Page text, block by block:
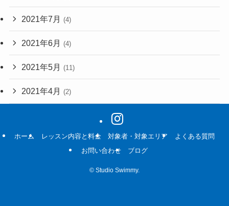
2021年7月 (4)
2021年6月 (4)
2021年5月 (11)
2021年4月 (2)
ホーム レッスン内容と料金 対象者・対象エリア
よくある質問
お問い合わせ
ブログ
© Studio Swimmy.